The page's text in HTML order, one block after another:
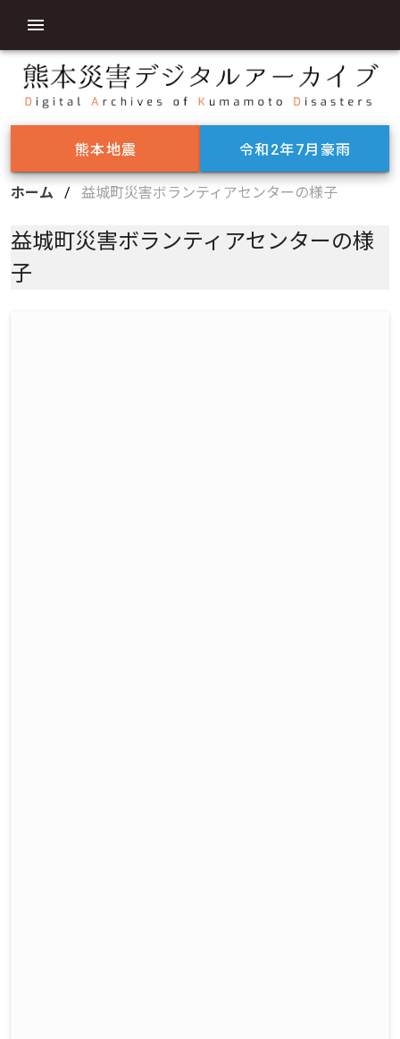
熊本地震 令和2年7月豪雨
ホーム / 益城町災害ボランティアセンターの様子
益城町災害ボランティアセンターの様
子